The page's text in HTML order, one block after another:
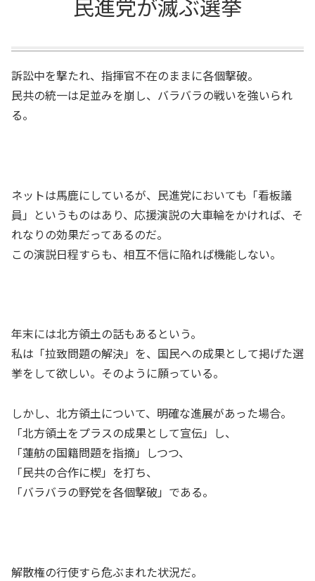
民進党が滅ぶ選挙
訴訟中を撃たれ、指揮官不在のままに各個撃破。
民共の統一は足並みを崩し、バラバラの戦いを強いられ
る。
ネットは馬鹿にしているが、民進党においても「看板議
員」というものはあり、応援演説の大車輪をかければ、そ
れなりの効果だってあるのだ。
この演説日程すらも、相互不信に陥れば機能しない。
年末には北方領土の話もあるという。
私は「拉致問題の解決」を、国民への成果として掲げた選
挙をして欲しい。そのように願っている。
しかし、北方領土について、明確な進展があった場合。
「北方領土をプラスの成果として宣伝」し、
「蓮舫の国籍問題を指摘」しつつ、
「民共の合作に楔」を打ち、
「バラバラの野党を各個撃破」である。
解散権の行使すら危ぶまれた状況だ。